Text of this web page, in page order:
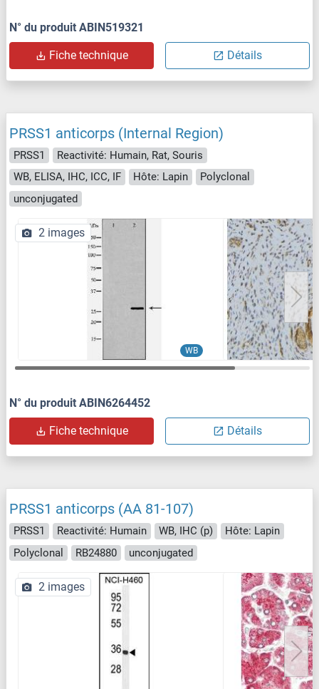
N° du produit ABIN519321
Fiche technique Détails
PRSS1 anticorps (Internal Region)
PRSS1
Reactivité: Humain, Rat, Souris
WB, ELISA, IHC, ICC, IF
Hôte: Lapin
Polyclonal
unconjugated
WB
2 images
N° du produit ABIN6264452
Fiche technique Détails
PRSS1 anticorps (AA 81-107)
PRSS1 Reactivité: Humain WB, IHC (p)
Hôte: Lapin
Polyclonal
RB24880 unconjugated
2 images